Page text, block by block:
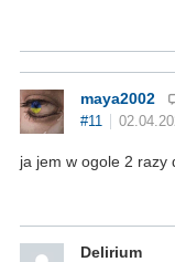
maya2002
#11
ja jem w ogole 2 razy
Delirium